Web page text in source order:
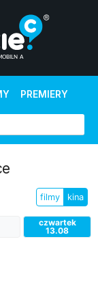
PREMIERY
filmy kina
czwartek
13.08